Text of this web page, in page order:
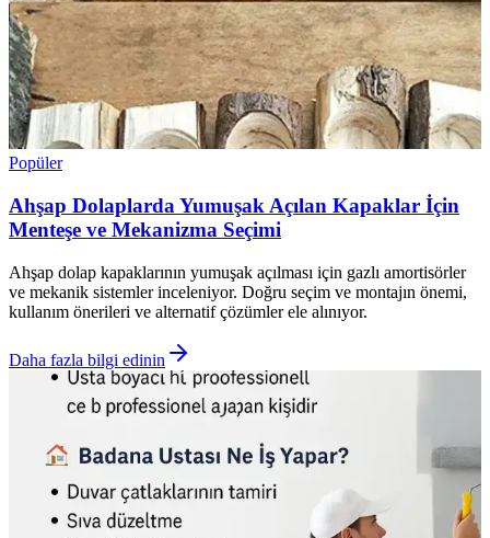
Popüler
Ahşap Dolaplarda Yumuşak Açılan Kapaklar İçin
Menteşe ve Mekanizma Seçimi
Ahşap dolap kapaklarının yumuşak açılması için gazlı amortisörler
ve mekanik sistemler inceleniyor. Doğru seçim ve montajın önemi,
kullanım önerileri ve alternatif çözümler ele alınıyor.
Daha fazla bilgi edinin